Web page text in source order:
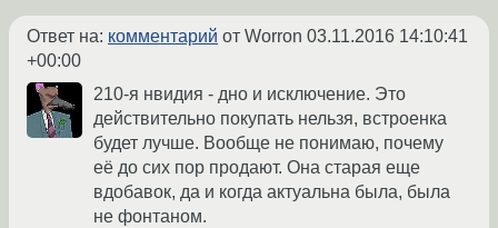
Ответ на: комментарий от Worron 03.11.2016 14:10:41
+00:00
210-я нвидия - дно и исключение. Это
действительно покупать нельзя, встроенка
будет лучше. Вообще не понимаю, почему
её до сих пор продают. Она старая еще
вдобавок, да и когда актуальна была, была
не фонтаном.